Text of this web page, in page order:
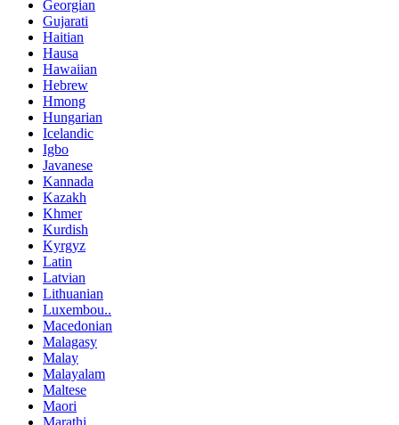
Georgian
Gujarati
Haitian
Hausa
Hawaiian
Hebrew
Hmong
Hungarian
Icelandic
Igbo
Javanese
Kannada
Kazakh
Khmer
Kurdish
Kyrgyz
Latin
Latvian
Lithuanian
Luxembou..
Macedonian
Malagasy
Malay
Malayalam
Maltese
Maori